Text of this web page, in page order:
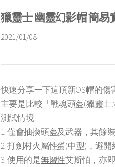
獵靈士 幽靈幻影帽 簡易
2021/01/08
快速分享一下這頂新OS帽的傷
主要是比較「戰魂頭盔(獵靈士
測試情境:
1. 僅會抽換頭盔及武器，其餘
2. 打劍村火屬性蛋(中型)，避開
3. 使用的是無屬性艾斯怕，亦